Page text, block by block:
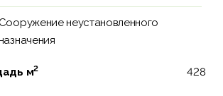
Сооружение неустановленного
м2 428